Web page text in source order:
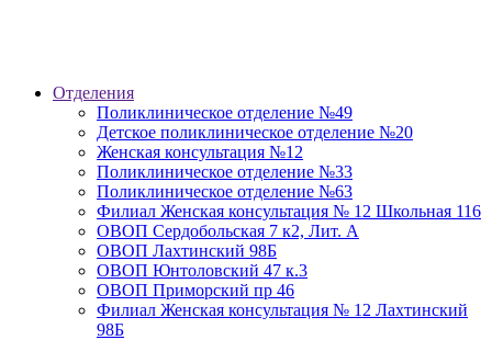
Отделения
Поликлиническое отделение №49
Детское поликлиническое отделение №20
Женская консультация №12
Поликлиническое отделение №33
Поликлиническое отделение №63
Филиал Женская консультация № 12 Школьная 116
ОВОП Сердобольская 7 к2, Лит. А
ОВОП Лахтинский 98Б
ОВОП Юнтоловский 47 к.3
ОВОП Приморский пр 46
Филиал Женская консультация № 12 Лахтинский
98Б